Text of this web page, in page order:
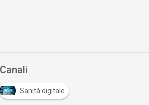
Canali
Sanità digitale